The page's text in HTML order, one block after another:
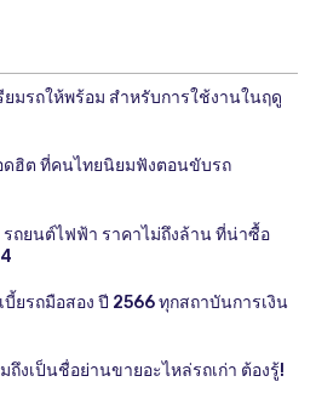
ยมรถให้พร้อม สำหรับการใช้งานในฤดู
ดฮิต ที่คนไทยนิยมฟังตอนขับรถ
รถยนต์ไฟฟ้า ราคาไม่ถึงล้าน ที่น่าซื้อ
บี้ยรถมือสอง ปี 2566 ทุกสถาบันการเงิน
ถึงเป็นชื่อย่านขายอะไหล่รถเก่า ต้องรู้!